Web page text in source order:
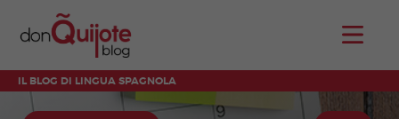
IL BLOG DI LINGUA SPAGNOLA